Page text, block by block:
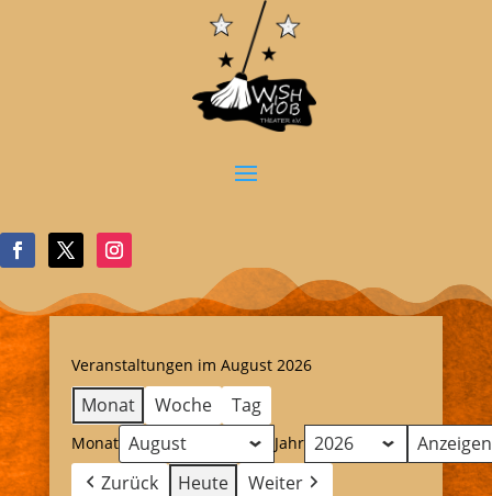
Veranstaltungen im August 2026
Monat Woche Tag
Monat Jahr
Zurück Heute Weiter